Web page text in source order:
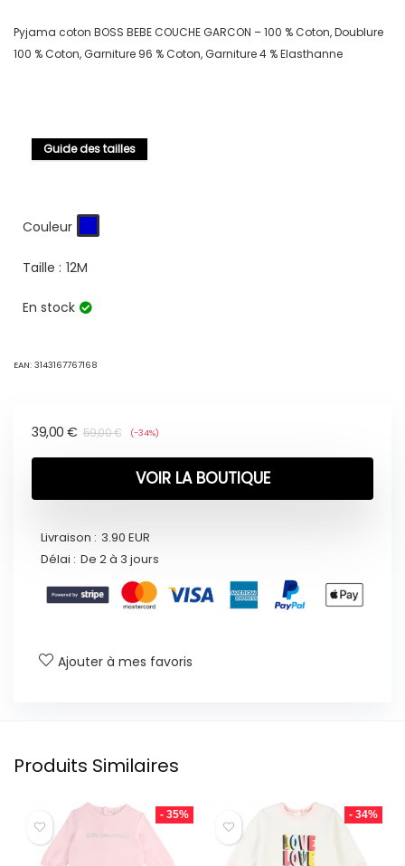
Pyjama coton BOSS BEBE COUCHE GARCON – 100 % Coton, Doublure
100 % Coton, Garniture 96 % Coton, Garniture 4 % Elasthanne
Guide des tailles
Couleur
Taille : 12M
En stock
EAN: 3143167767168
59,00€
39,00 € (-34%)
VOIR LA BOUTIQUE
Livraison : 3.90 EUR
Délai : De 2 à 3 jours
Ajouter à mes favoris
Produits Similaires
- 35% - 34%